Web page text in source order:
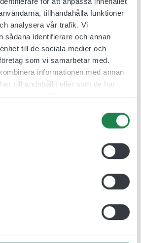
tillhandahålla funktioner
analysera vår trafik. Vi
sådana identifierare och annan
till de sociala medier och
som vi samarbetar med.
informationen med annan
tillhandahållit eller som de har
Parkeringsskylt Max höjd